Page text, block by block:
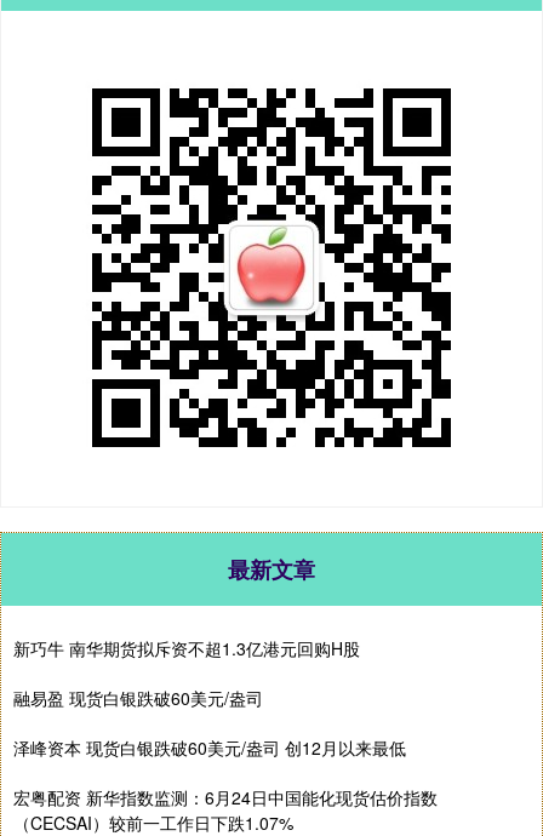
最新文章
新巧牛 南华期货拟斥资不超1.3亿港元回购H股
融易盈 现货白银跌破60美元/盎司
泽峰资本 现货白银跌破60美元/盎司 创12月以来最低
宏粤配资 新华指数监测：6月24日中国能化现货估价指数
（CECSAI）较前一工作日下跌1.07%